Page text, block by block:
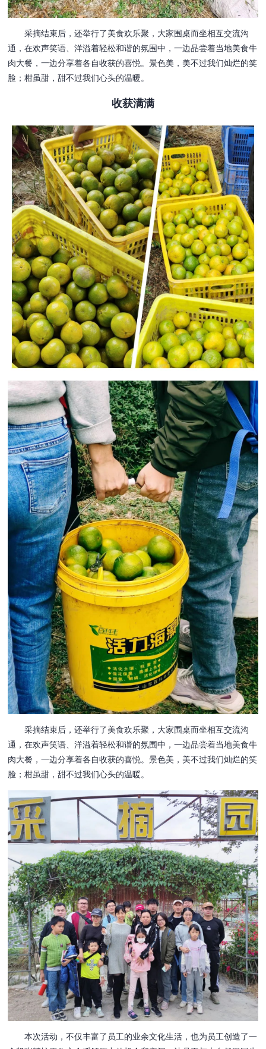
采摘结束后，还举行了美食欢乐聚，大家围桌而坐相互交流沟
通，在欢声笑语、洋溢着轻松和谐的氛围中，一边品尝着当地美食牛
肉大餐，一边分享着各自收获的喜悦。景色美，美不过我们灿烂的笑
脸；柑虽甜，甜不过我们心头的温暖。
收获满满
采摘结束后，还举行了美食欢乐聚，大家围桌而坐相互交流沟
通，在欢声笑语、洋溢着轻松和谐的氛围中，一边品尝着当地美食牛
肉大餐，一边分享着各自收获的喜悦。景色美，美不过我们灿烂的笑
脸；柑虽甜，甜不过我们心头的温暖。
本次活动，不仅丰富了员工的业余文化生活，也为员工创造了一